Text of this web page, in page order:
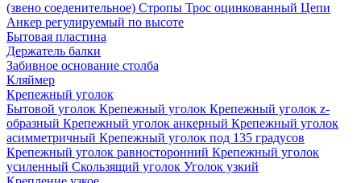
(звено соеденительное) Стропы Трос оцинкованный Цепи
Анкер регулируемый по высоте
Бытовая пластина
Держатель балки
Забивное основание столба
Кляймер
Крепежный уголок
Бытовой уголок Крепежный уголок Крепежный уголок z-
образный Крепежный уголок анкерный Крепежный уголок
асимметричный Крепежный уголок под 135 градусов
Крепежный уголок равносторонний Крепежный уголок
усиленный Скользящий уголок Уголок узкий